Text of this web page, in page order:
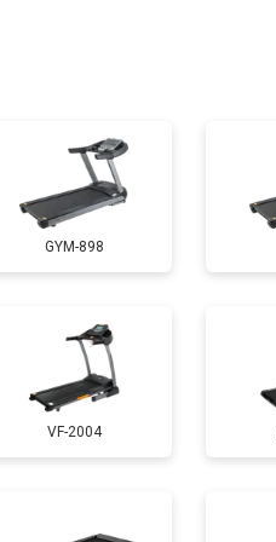
1000 ₽
1500 ₽
800 ₽
GYM-898
VF-2004